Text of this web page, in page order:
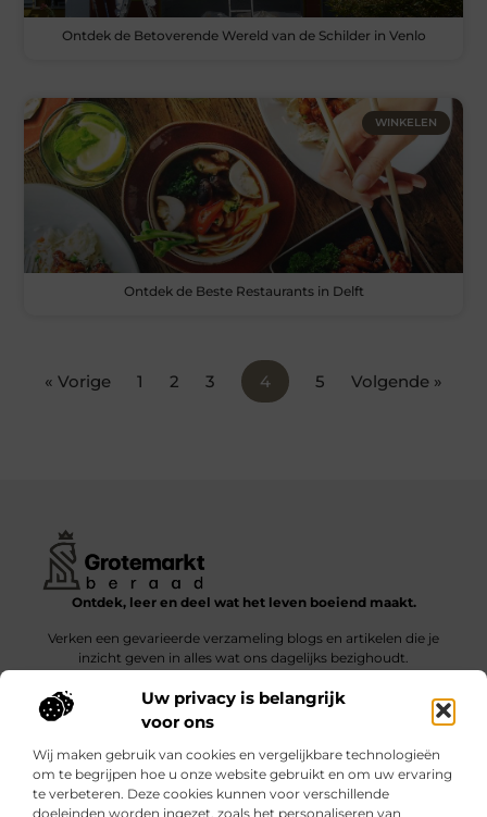
Uw privacy is belangrijk
voor ons
Wij maken gebruik van cookies en vergelijkbare technologieën
om te begrijpen hoe u onze website gebruikt en om uw ervaring
te verbeteren. Deze cookies kunnen voor verschillende
doeleinden worden ingezet, zoals het personaliseren van
Ontdek de Betoverende Wereld van de Schilder in Venlo
WINKELEN
Ontdek de Beste Restaurants in Delft
« Vorige 1 2 3 4 5 Volgende »
Ontdek, leer en deel wat het leven boeiend maakt.
Verken een gevarieerde verzameling blogs en artikelen die je
inzicht geven in alles wat ons dagelijks bezighoudt.
Bericht categorie